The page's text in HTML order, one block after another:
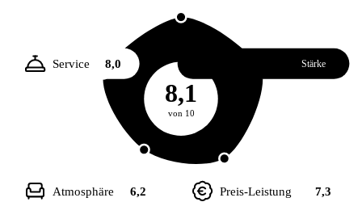
8,1
von 10
Stärke
Preis-Leistung 7,3
Atmosphäre 6,2
Service 8,0